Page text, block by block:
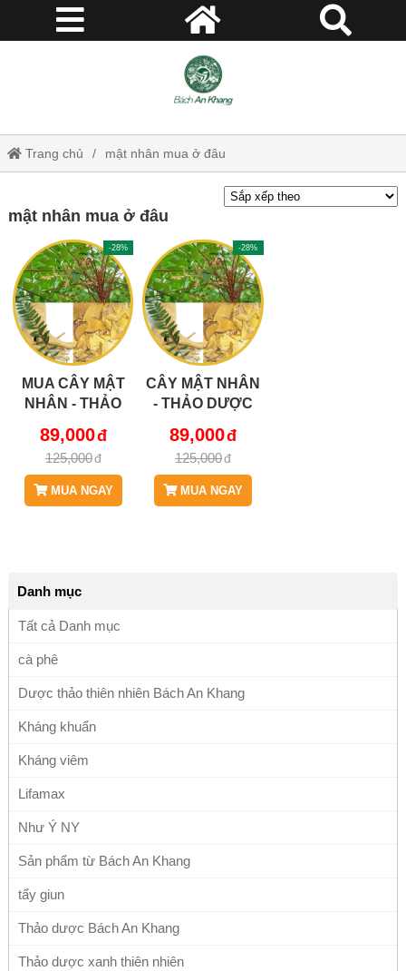
Trang chủ mật nhân mua ở đâu
mật nhân mua ở đâu
-28%
MUA CÂY MẬT
NHÂN - THẢO
KHANG - JD010
CAYMATNHAN
V2
89,000
125,000
MUA NGAY
-28%
CÂY MẬT NHÂN
- THẢO DƯỢC
KHANG - JD010
CAYMATNHAN
89,000
125,000
MUA NGAY
Danh mục
Tất cả Danh mục
cà phê
Dược thảo thiên nhiên Bách An Khang
Kháng khuẩn
Kháng viêm
Lifamax
Như Ý NY
Sản phẩm từ Bách An Khang
tẩy giun
Thảo dược Bách An Khang
Thảo dược xanh thiên nhiên